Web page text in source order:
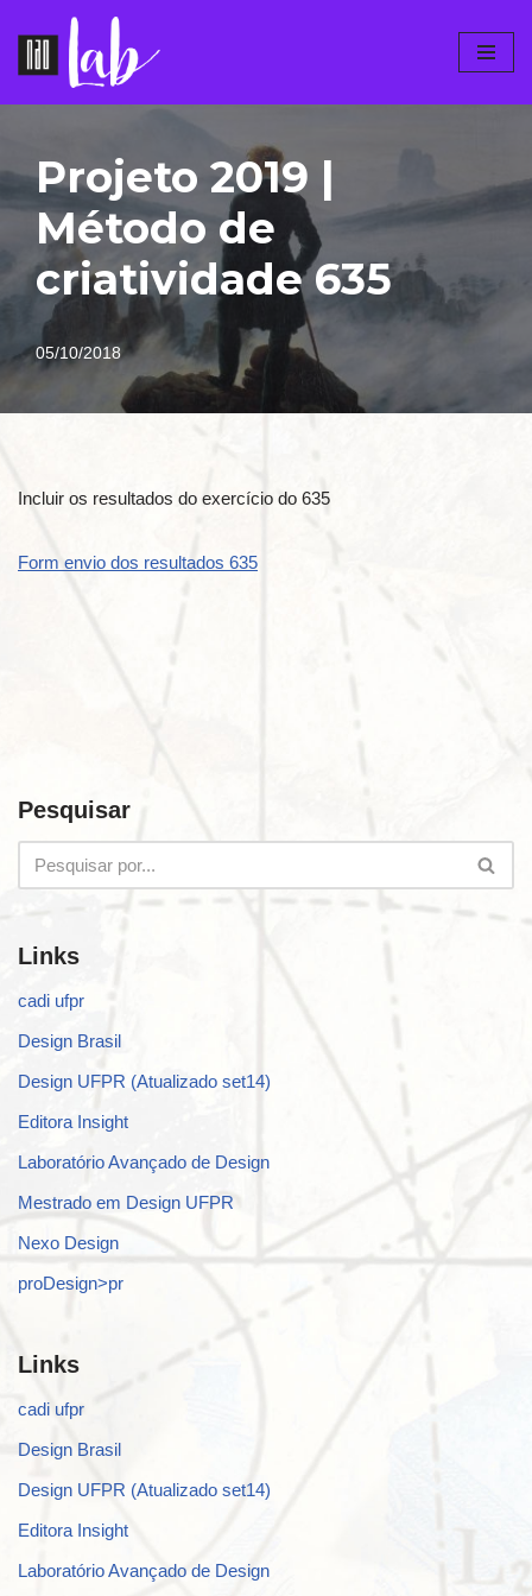
Pular
Projeto 2019 |
Método de
criatividade 635
05/10/2018
Incluir os resultados do exercício do 635
Form envio dos resultados 635
Pesquisar
Links
cadi ufpr
Design Brasil
Design UFPR (Atualizado set14)
Editora Insight
Laboratório Avançado de Design
Mestrado em Design UFPR
Nexo Design
proDesign>pr
Links
cadi ufpr
Design Brasil
Design UFPR (Atualizado set14)
Editora Insight
Laboratório Avançado de Design